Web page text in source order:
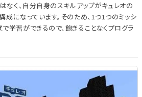
なく、自分自身のスキルアップがキュレオの
成になっています。そのため、1つ1つのミッシ
学習ができるので、飽きることなくプログラ